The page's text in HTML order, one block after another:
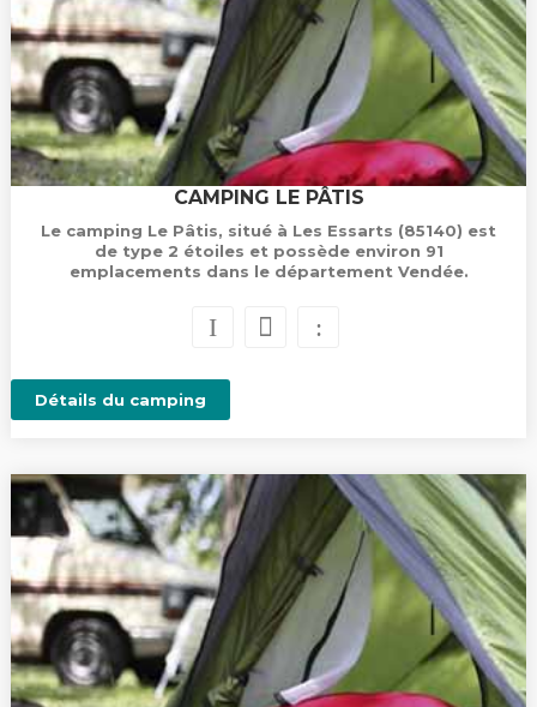
CAMPING LE PÂTIS
Le camping Le Pâtis, situé à Les Essarts (85140) est
de type 2 étoiles et possède environ 91
emplacements dans le département Vendée.
Détails du camping